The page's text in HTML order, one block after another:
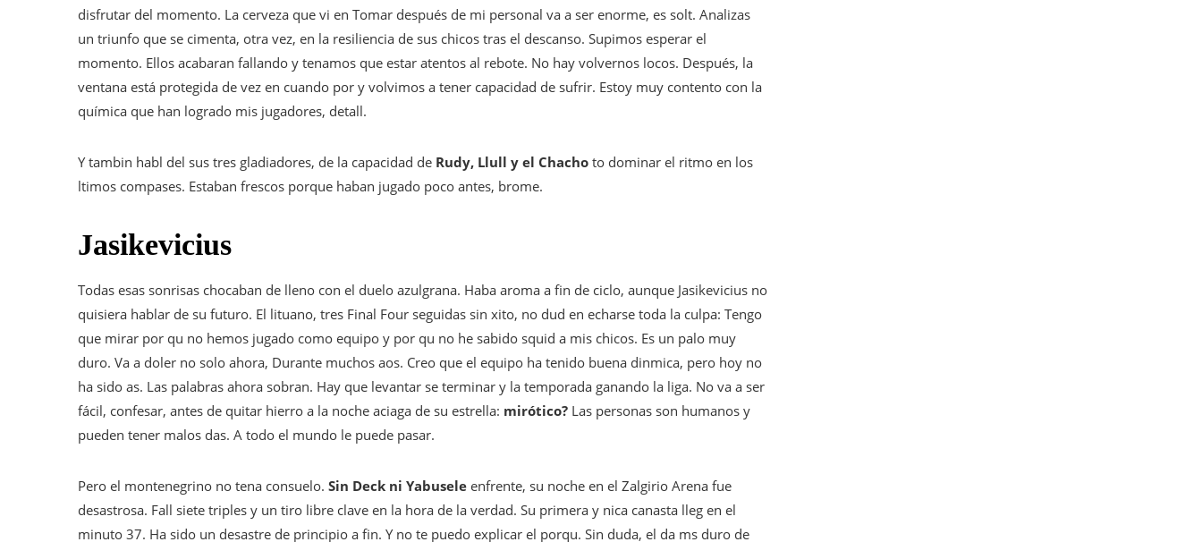
disfrutar del momento. La cerveza que vi en Tomar después de mi personal va a ser enorme, es solt. Analizas
un triunfo que se cimenta, otra vez, en la resiliencia de sus chicos tras el descanso. Supimos esperar el
momento. Ellos acabaran fallando y tenamos que estar atentos al rebote. No hay volvernos locos. Después, la
ventana está protegida de vez en cuando por y volvimos a tener capacidad de sufrir. Estoy muy contento con la
química que han logrado mis jugadores, detall.
Y tambin habl del sus tres gladiadores, de la capacidad de Rudy, Llull y el Chacho to dominar el ritmo en los
ltimos compases. Estaban frescos porque haban jugado poco antes, brome.
Jasikevicius
Todas esas sonrisas chocaban de lleno con el duelo azulgrana. Haba aroma a fin de ciclo, aunque Jasikevicius no
quisiera hablar de su futuro. El lituano, tres Final Four seguidas sin xito, no dud en echarse toda la culpa: Tengo
que mirar por qu no hemos jugado como equipo y por qu no he sabido squid a mis chicos. Es un palo muy
duro. Va a doler no solo ahora, Durante muchos aos. Creo que el equipo ha tenido buena dinmica, pero hoy no
ha sido as. Las palabras ahora sobran. Hay que levantar se terminar y la temporada ganando la liga. No va a ser
fácil, confesar, antes de quitar hierro a la noche aciaga de su estrella: mirótico? Las personas son humanos y
pueden tener malos das. A todo el mundo le puede pasar.
Pero el montenegrino no tena consuelo. Sin Deck ni Yabusele enfrente, su noche en el Zalgirio Arena fue
desastrosa. Fall siete triples y un tiro libre clave en la hora de la verdad. Su primera y nica canasta lleg en el
minuto 37. Ha sido un desastre de principio a fin. Y no te puedo explicar el porqu. Sin duda, el da ms duro de